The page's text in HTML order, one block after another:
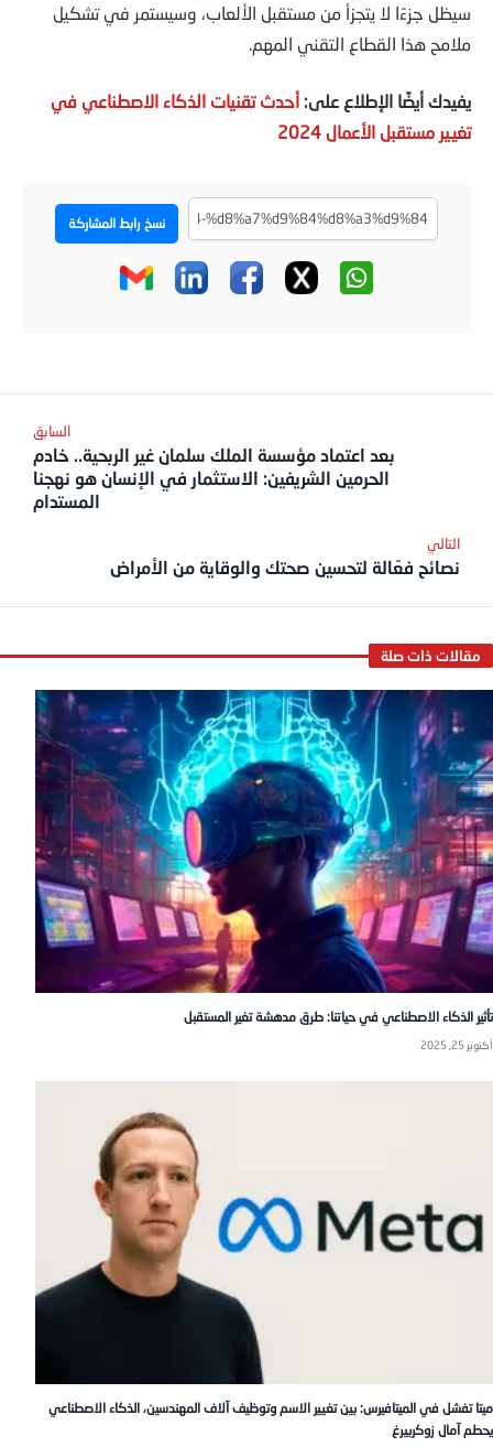
سيظل جزءًا لا يتجزأ من مستقبل الألعاب، وسيستمر في تشكيل
ملامح هذا القطاع التقني المهم.
يفيدك أيضًا الإطلاع على: أحدث تقنيات الذكاء الاصطناعي في
تغيير مستقبل الأعمال 2024
نسخ رابط المشاركة
بعد اعتماد مؤسسة الملك سلمان غير الربحية.. خادم
الحرمين الشريفين: الاستثمار في الإنسان هو نهجنا
المستدام
نصائح فعّالة لتحسين صحتك والوقاية من الأمراض
تأثير الذكاء الاصطناعي في حياتنا: طرق مدهشة تغير المستقبل
أكتوبر 25, 2025
ميتا تفشل في الميتافيرس: بين تغيير الاسم وتوظيف آلاف المهندسين، الذكاء الاصطناعي
يحطم آمال زوكربيرغ